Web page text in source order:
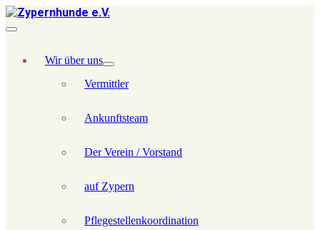
Wir über uns
Vermittler
Ankunftsteam
Der Verein / Vorstand
auf Zypern
Pflegestellenkoordination